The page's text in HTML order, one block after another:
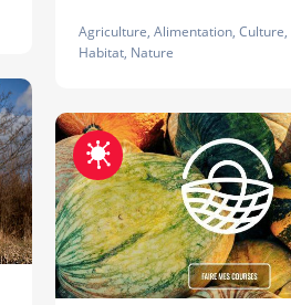
Agriculture, Alimentation, Culture,
Habitat, Nature
Fraternite-COVID19